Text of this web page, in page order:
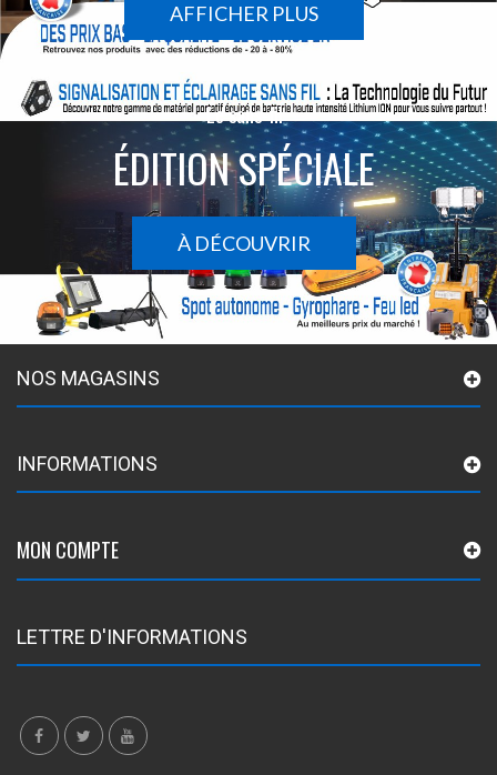
AFFICHER PLUS
Le sans-fil
ÉDITION SPÉCIALE
À DÉCOUVRIR
NOS MAGASINS
INFORMATIONS
MON COMPTE
LETTRE D'INFORMATIONS